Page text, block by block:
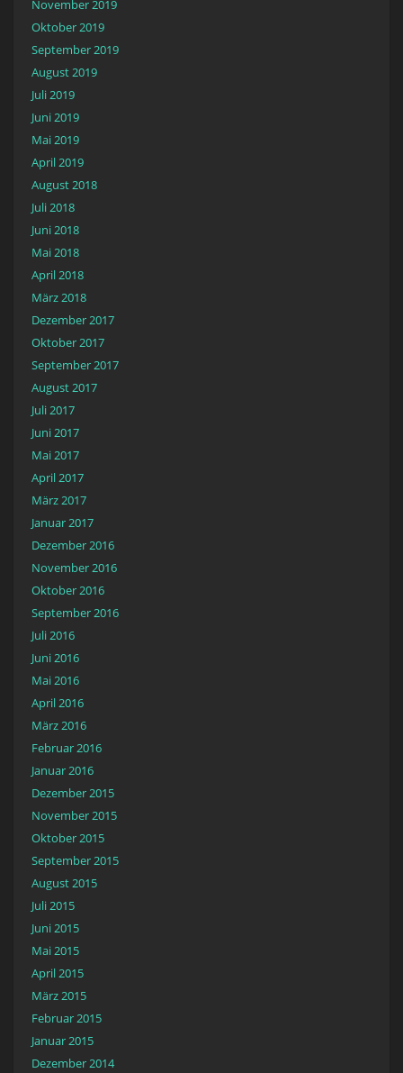
November 2019
Oktober 2019
September 2019
August 2019
Juli 2019
Juni 2019
Mai 2019
April 2019
August 2018
Juli 2018
Juni 2018
Mai 2018
April 2018
März 2018
Dezember 2017
Oktober 2017
September 2017
August 2017
Juli 2017
Juni 2017
Mai 2017
April 2017
März 2017
Januar 2017
Dezember 2016
November 2016
Oktober 2016
September 2016
Juli 2016
Juni 2016
Mai 2016
April 2016
März 2016
Februar 2016
Januar 2016
Dezember 2015
November 2015
Oktober 2015
September 2015
August 2015
Juli 2015
Juni 2015
Mai 2015
April 2015
März 2015
Februar 2015
Januar 2015
Dezember 2014